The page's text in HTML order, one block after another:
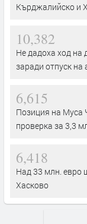
Кърджалийско и
10,382
Не дадоха ход на
заради отпуск на
6,615
Позиция на Муса
проверка за 3,3
6,418
Над 33 млн. евро
Хасково